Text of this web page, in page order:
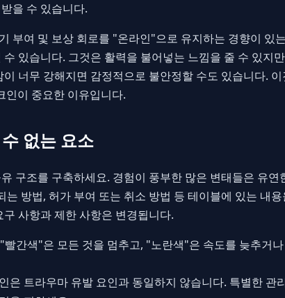
을 수 있습니다.
부여 및 보상 회로를 "온라인"으로 유지하는 경향이 있
있습니다. 그것은 활력을 불어넣는 느낌을 줄 수 있지
너무 강해지면 감정적으로 불안정할 수도 있습니다.
인이 중요한 이유입니다.
없는 요소
구조를 구축하세요. 경험이 풍부한 많은 변태들은 유
방법, 허가 부여 또는 취소 방법 등 테이블에 있는 내
사항과 제한 사항은 변경됩니다.
간색"은 모든 것을 멈추고, "노란색"은 속도를 늦추거
은 트라우마 유발 요인과 동일하지 않습니다. 특별한 관